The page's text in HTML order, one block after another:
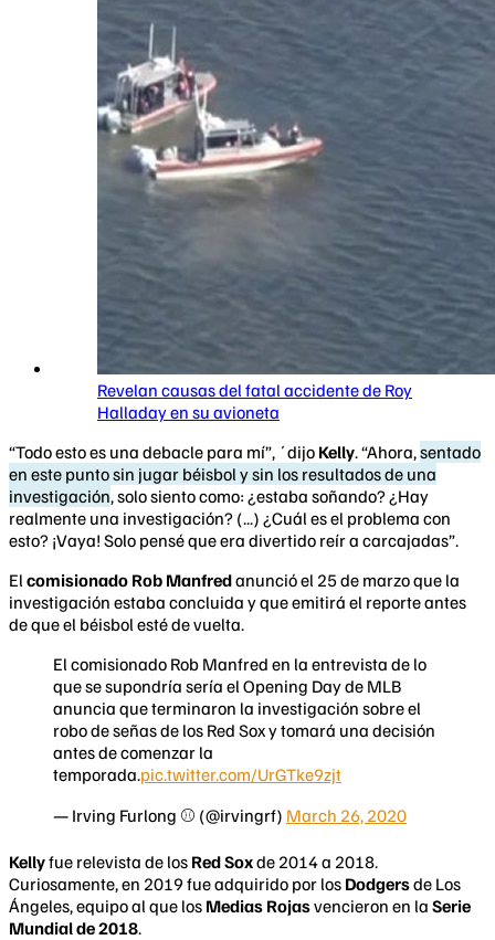
Revelan causas del fatal accidente de Roy
Halladay en su avioneta
“Todo esto es una debacle para mí”, ´dijo Kelly. “Ahora,sentado
en este punto sin jugar béisbol y sin los resultados de una
investigación, solo siento como: ¿estaba soñando? ¿Hay
realmente una investigación? (...) ¿Cuál es el problema con
esto? ¡Vaya! Solo pensé que era divertido reír a carcajadas”.
El comisionado Rob Manfredanunció el 25 de marzo que la
investigación estaba concluida y que emitirá el reporte antes
de que el béisbol esté de vuelta.
El comisionado Rob Manfred en la entrevista de lo
que se supondría sería el Opening Day de MLB
anuncia que terminaron la investigación sobre el
robo de señas de los Red Sox y tomará una decisión
antes de comenzar la
temporada.pic.twitter.com/UrGTke9zjt
— Irving Furlong ⚾ (@irvingrf) March 26, 2020
Kellyfue relevista de los Red Soxde 2014 a 2018.
Curiosamente, en 2019 fue adquirido por los Dodgersde Los
Ángeles, equipo al que los Medias Rojasvencieron en la Serie
Mundial de 2018.